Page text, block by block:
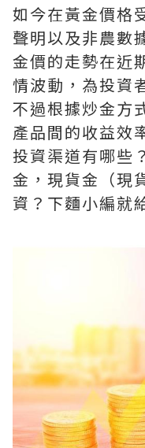
如今在黃金價格
聲明以及非農數
金價的走勢在近
情波動，為投資
不過根據炒金方
產品間的收益效
投資渠道有哪些
金，現貨金（現
資？下麵小編就